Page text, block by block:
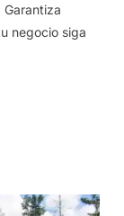
Garantiza
negocio siga